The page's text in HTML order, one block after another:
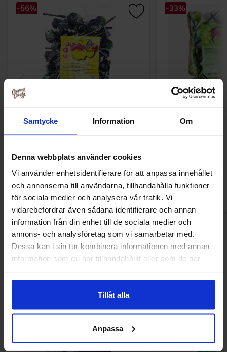
Samtycke Information Om
Denna webbplats använder cookies
Vi använder enhetsidentifierare för att anpassa innehållet
och annonserna till användarna, tillhandahålla funktioner
för sociala medier och analysera vår trafik. Vi
vidarebefordrar även sådana identifierare och annan
information från din enhet till de sociala medier och
annons- och analysföretag som vi samarbetar med.
Dessa kan i sin tur kombinera informationen med annan
information som du har tillhandahållit eller som de har
Tillåt alla
Anpassa
-56%
89.90 kr 39.90 kr
Køb
-33%
Køb
Andre kunne lide